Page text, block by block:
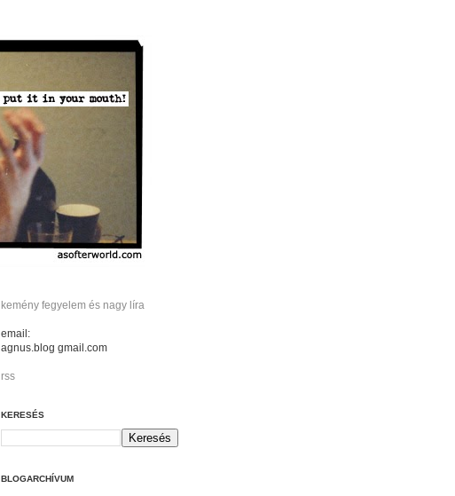
kemény fegyelem és nagy líra
email:
agnus.blog gmail.com
rss
KERESÉS
BLOGARCHÍVUM